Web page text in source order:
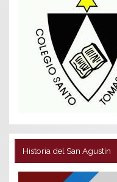
Historia del San Agustín